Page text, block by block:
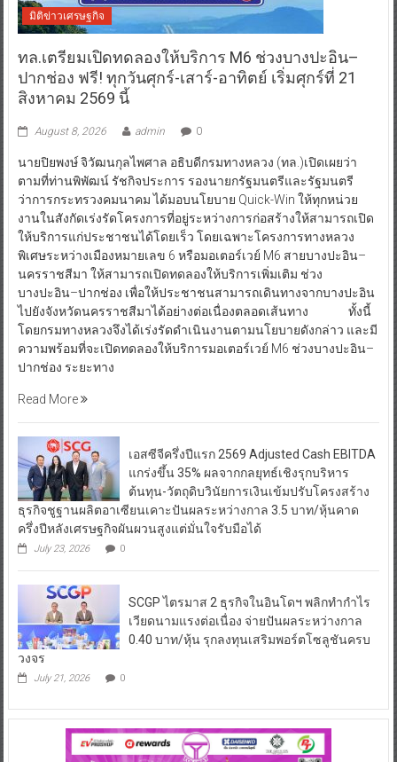
มิติข่าวเศรษฐกิจ
ทล.เตรียมเปิดทดลองให้บริการ M6 ช่วงบางปะอิน–
ปากช่อง ฟรี! ทุกวันศุกร์-เสาร์-อาทิตย์ เริ่มศุกร์ที่ 21
สิงหาคม 2569 นี้
August 8, 2026 admin 0
นายปิยพงษ์ จิวัฒนกุลไพศาล อธิบดีกรมทางหลวง (ทล.)เปิดเผยว่า
ตามที่ท่านพิพัฒน์ รัชกิจประการ รองนายกรัฐมนตรีและรัฐมนตรี
ว่าการกระทรวงคมนาคม ได้มอบนโยบาย Quick-Win ให้ทุกหน่วย
งานในสังกัดเร่งรัดโครงการที่อยู่ระหว่างการก่อสร้างให้สามารถเปิด
ให้บริการแก่ประชาชนได้โดยเร็ว โดยเฉพาะโครงการทางหลวง
พิเศษระหว่างเมืองหมายเลข 6 หรือมอเตอร์เวย์ M6 สายบางปะอิน–
นครราชสีมา ให้สามารถเปิดทดลองให้บริการเพิ่มเติม ช่วง
บางปะอิน–ปากช่อง เพื่อให้ประชาชนสามารถเดินทางจากบางปะอิน
ไปยังจังหวัดนครราชสีมาได้อย่างต่อเนื่องตลอดเส้นทาง ทั้งนี้
โดยกรมทางหลวงจึงได้เร่งรัดดำเนินงานตามนโยบายดังกล่าว และมี
ความพร้อมที่จะเปิดทดลองให้บริการมอเตอร์เวย์ M6 ช่วงบางปะอิน–
ปากช่อง ระยะทาง
Read More
เอสซีจีครึ่งปีแรก 2569 Adjusted Cash EBITDA
แกร่งขึ้น 35% ผลจากกลยุทธ์เชิงรุกบริหาร
ต้นทุน-วัตถุดิบวินัยการเงินเข้มปรับโครงสร้าง
ธุรกิจชูฐานผลิตอาเซียนเคาะปันผลระหว่างกาล 3.5 บาท/หุ้นคาด
ครึ่งปีหลังเศรษฐกิจผันผวนสูงแต่มั่นใจรับมือได้
July 23, 2026 0
SCGP ไตรมาส 2 ธุรกิจในอินโดฯ พลิกทำกำไร
เวียดนามแรงต่อเนื่อง จ่ายปันผลระหว่างกาล
0.40 บาท/หุ้น รุกลงทุนเสริมพอร์ตโซลูชันครบ
วงจร
July 21, 2026 0